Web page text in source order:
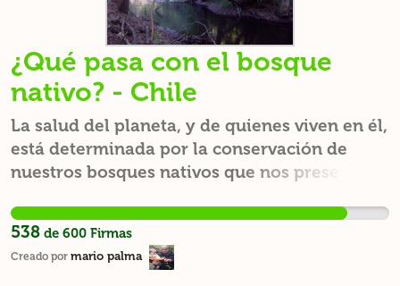
¿Qué pasa con el bosque
nativo? - Chile
La salud del planeta, y de quienes viven en él,
está determinada por la conservación de
nuestros bosques nativos que nos presentan
sustentabilidad de la región y del país. La
protección de las vertientes, esteros, ríos y
lagos, purifican nuestro aire y son
538 de 600 Firmas
Creado por mario palma